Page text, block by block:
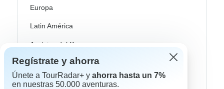
Europa
Latin América
América del Sur
Egipto
Marruecos
Regístrate y ahorra
Únete a TourRadar+ y ahorra hasta un 7%
en nuestras 50.000 aventuras.